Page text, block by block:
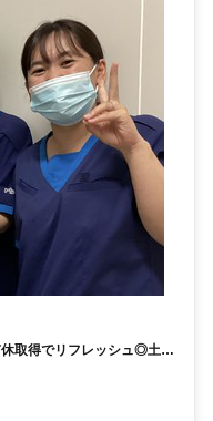
休取得でリフレッシュ◎土日